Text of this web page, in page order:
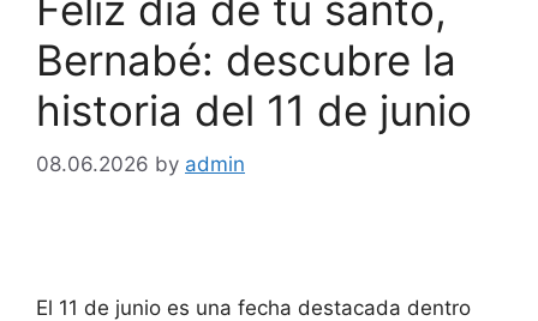
Bernabé: descubre la
historia del 11 de junio
08.06.2026 by admin
El 11 de junio es una fecha destacada dentro